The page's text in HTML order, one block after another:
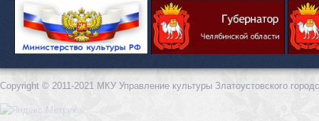
Copyright © 2011-2021 МКУ Управление культуры Златоустовского